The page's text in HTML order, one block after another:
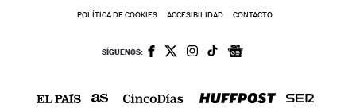
POLÍTICA DE COOKIES ACCESIBILIDAD CONTACTO
SÍGUENOS: